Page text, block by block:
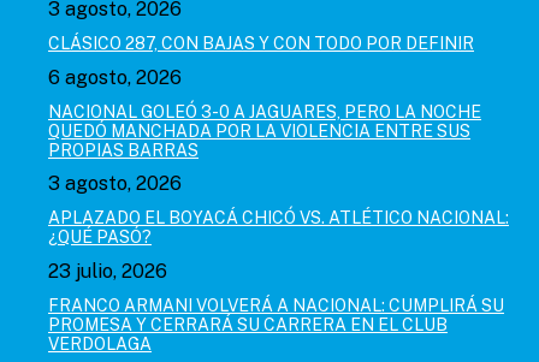
3 agosto, 2026
CLÁSICO 287, CON BAJAS Y CON TODO POR DEFINIR
6 agosto, 2026
NACIONAL GOLEÓ 3-0 A JAGUARES, PERO LA NOCHE
QUEDÓ MANCHADA POR LA VIOLENCIA ENTRE SUS
PROPIAS BARRAS
3 agosto, 2026
APLAZADO EL BOYACÁ CHICÓ VS. ATLÉTICO NACIONAL:
¿QUÉ PASÓ?
23 julio, 2026
FRANCO ARMANI VOLVERÁ A NACIONAL: CUMPLIRÁ SU
PROMESA Y CERRARÁ SU CARRERA EN EL CLUB
VERDOLAGA